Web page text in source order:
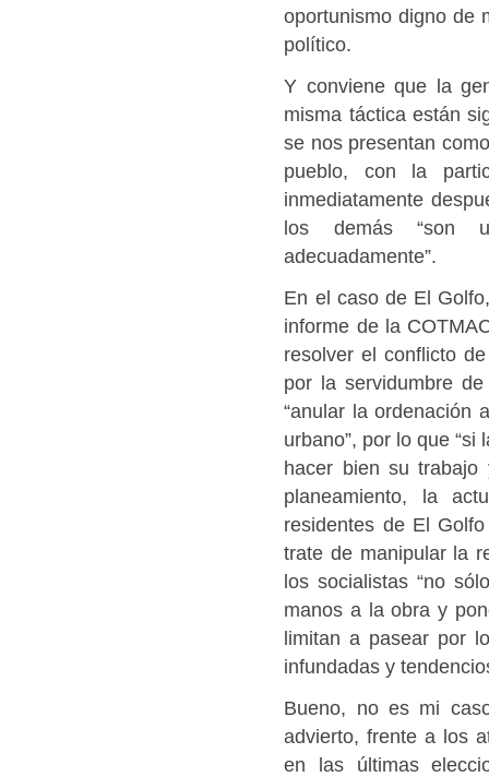
oportunismo digno de
político.
Y conviene que la
misma táctica están
se nos presentan
pueblo, con la
inmediatamente
los demás “son
adecuadamente”.
En el caso de El
informe de la
resolver el conflicto
por la servidumbre
“anular la ordenación
urbano”, por lo que
hacer bien su
planeamiento, la
residentes de El
trate de manipular la
los socialistas “no
manos a la obra y
limitan a pasear por
infundadas y
Bueno, no es mi
advierto, frente a los
en las últimas